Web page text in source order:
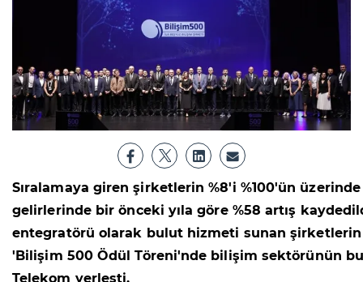
Sıralamaya giren şirketlerin %8'i %100'ün
gelirlerinde bir önceki yıla göre %58 artış
entegratörü olarak bulut hizmeti sunan şirketlerin
'Bilişim 500 Ödül Töreni'nde bilişim sektörünün
Telekom yerleşti.